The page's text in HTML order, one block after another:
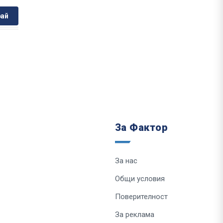
За Фактор
За нас
Общи условия
Поверителност
За реклама